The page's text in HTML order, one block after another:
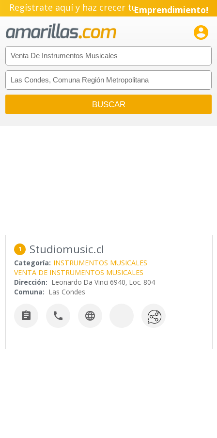
Regístrate aquí y haz crecer tuEmprendimiento!

1 Studiomusic.cl
Categoría: INSTRUMENTOS MUSICALES
VENTA DE INSTRUMENTOS MUSICALES
Dirección: Leonardo Da Vinci 6940, Loc. 804
Comuna: Las Condes
  